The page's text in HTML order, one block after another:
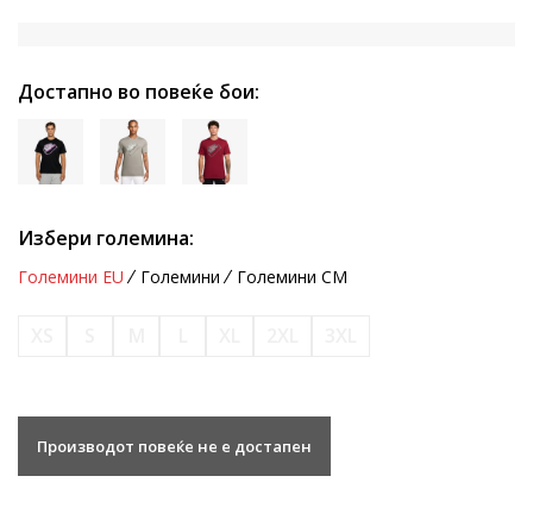
Достапно во повеќе бои:
Избери големина:
Големини EU Големини Големини CM
Производот повеќе не е достапен